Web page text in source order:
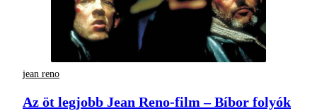
jean reno
Az öt legjobb Jean Reno-film – Bíbor folyók